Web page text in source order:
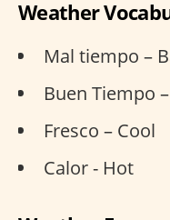
Weather
Mal tiempo –
Buen Tiempo
Fresco – Cool
Calor - Hot